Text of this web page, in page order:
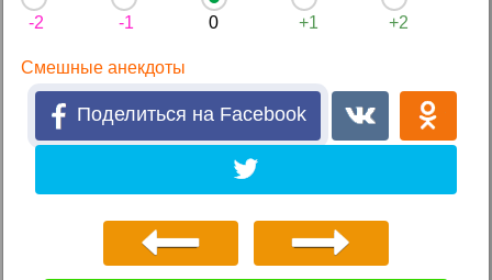
-2 -1 0 +1 +2
Смешные анекдоты
Поделиться на Facebook